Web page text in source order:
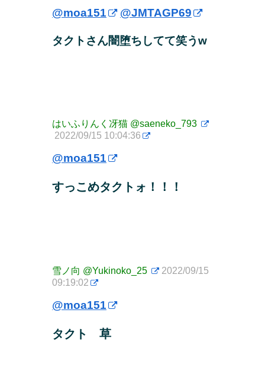
@moa151 @JMTAGP69
タクトさん闇堕ちしてて笑うw
はいふりんく冴猫 @saeneko_793
2022/09/15 10:04:36
@moa151
すっこめタクトォ！！！
雪ノ向 @Yukinoko_25
2022/09/15
09:19:02
@moa151
タクト 草